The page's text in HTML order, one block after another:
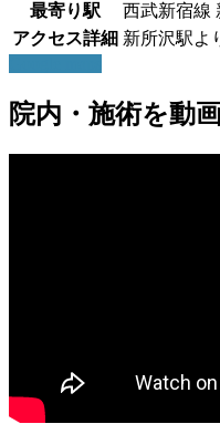
最寄り駅
西武新宿線
アクセス詳細 新所沢駅よ
院内・施術を動